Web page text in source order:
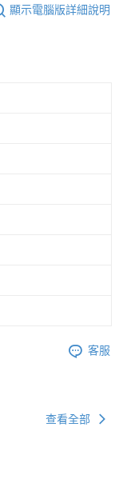
顯示電腦版詳細說明
客服
查看全部